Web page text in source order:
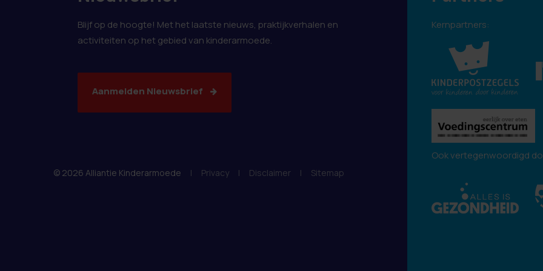
Blijf op de hoogte! Met het laatste nieuws, praktijkverhalen en
activiteiten op het gebied van kinderarmoede.
Aanmelden Nieuwsbrief
© 2026 Alliantie Kinderarmoede | Privacy | Disclaimer | Sitemap
Kernpartners:
Ook vertegenwoordigd